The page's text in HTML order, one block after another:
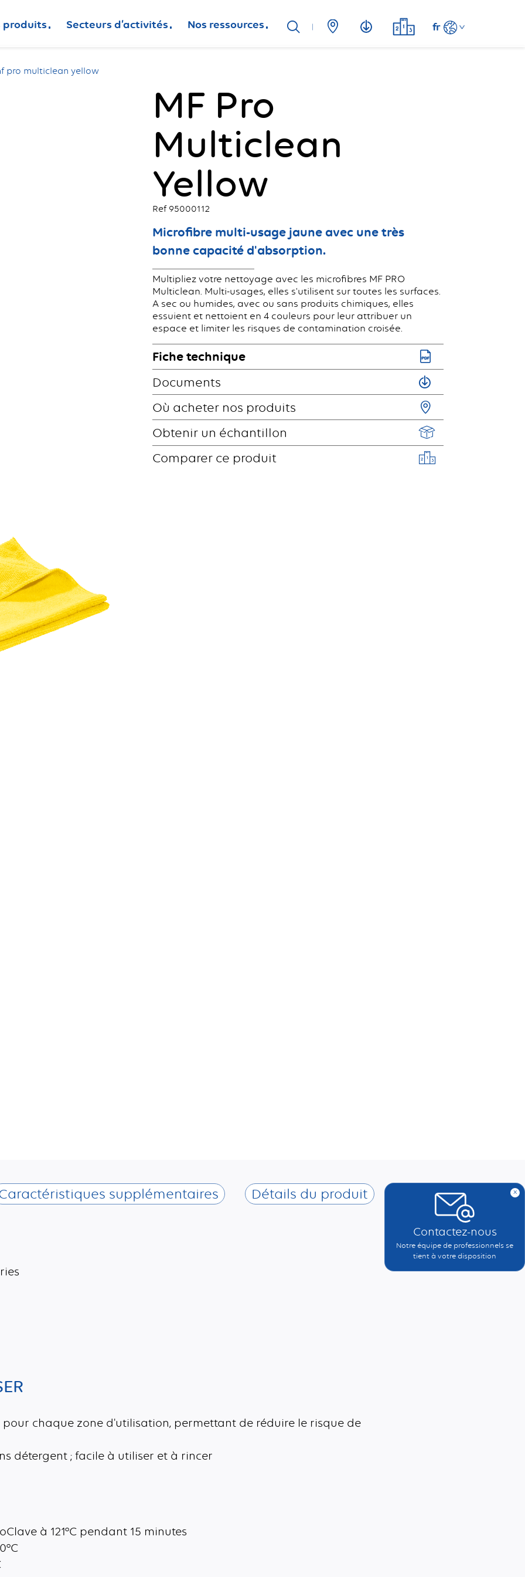
produits Secteurs d’activités Nos ressources fr
pro multiclean yellow
MF Pro
Multiclean
Yellow
Ref 95000112
Microfibre multi-usage jaune avec une très
bonne capacité d'absorption.
Multipliez votre nettoyage avec les microfibres MF PRO
Multiclean. Multi-usages, elles s'utilisent sur toutes les surfaces.
A sec ou humides, avec ou sans produits chimiques, elles
essuient et nettoient en 4 couleurs pour leur attribuer un
espace et limiter les risques de contamination croisée.
Fiche technique
Documents
Où acheter nos produits
Obtenir un échantillon
Comparer ce produit
supplémentaires Détails du produit
chaque zone d'utilisation, permettant de réduire le risque de
détergent ; facile à utiliser et à rincer
à 121°C pendant 15 minutes
x
Contactez-nous
Notre équipe de professionnels se
tient à votre disposition